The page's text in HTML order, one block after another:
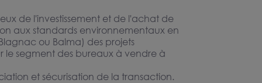
de l'investissement et de l'achat de
aux standards environnementaux en
ou Balma) des projets
le segment des bureaux à vendre à
et sécurisation de la transaction.